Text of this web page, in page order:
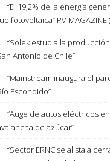
“El 19,2% de la energía
fotovoltaica” PV MAGAZINE
“Solek estudia la
Antonio de Chile”
“Mainstream inaugura el
Escondido”
“Auge de autos eléctricos
de azúcar”
“Sector ERNC se alista a